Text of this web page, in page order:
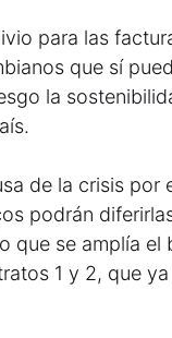
para las
que sí
la
de la crisis por
podrán
que se amplía
1 y 2, que